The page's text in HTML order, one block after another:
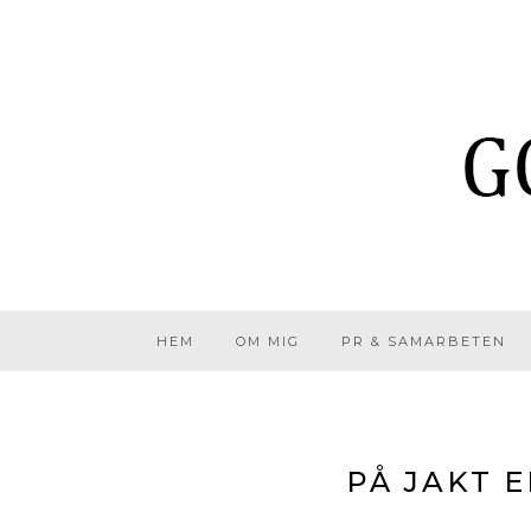
HEM OM MIG PR & SAMARBETEN
PÅ JAKT